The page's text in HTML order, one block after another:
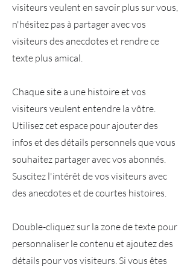
visiteurs veulent en savoir plus sur vous,
n'hésitez pas à partager avec vos
visiteurs des anecdotes et rendre ce
texte plus amical.
Chaque site a une histoire et vos
visiteurs veulent entendre la vôtre.
Utilisez cet espace pour ajouter des
infos et des détails personnels que vous
souhaitez partager avec vos abonnés.
Suscitez l'intérêt de vos visiteurs avec
des anecdotes et de courtes histoires. ​
Double-cliquez sur la zone de texte pour
personnaliser le contenu et ajoutez des
détails pour vos visiteurs. Si vous êtes